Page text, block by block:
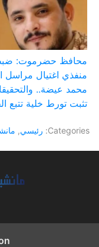
محافظ حضرموت:
منفذي اغتيال مراسل
محمد عيضة..
تثبت تورط خلية تتبع
Categories: رئيسي,